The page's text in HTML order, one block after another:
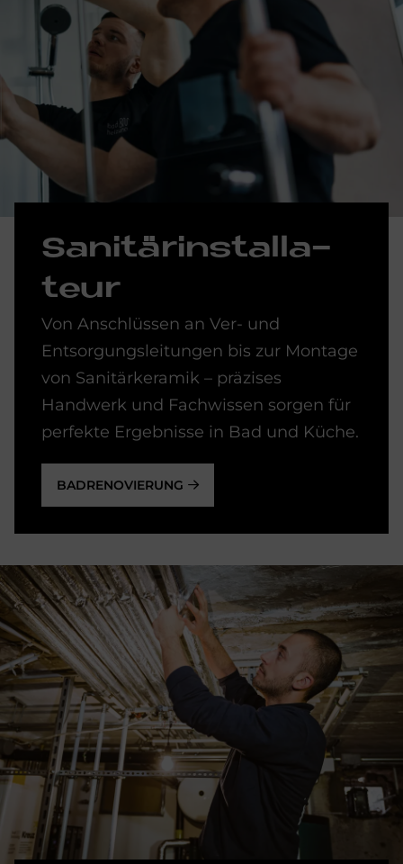
Sa­ni­tär­in­stal­la­
teur
Von Anschlüssen an Ver- und
Entsorgungsleitungen bis zur Montage
von Sanitärkeramik – präzises
Handwerk und Fachwissen sorgen für
perfekte Ergebnisse in Bad und Küche.
BADRENOVIERUNG